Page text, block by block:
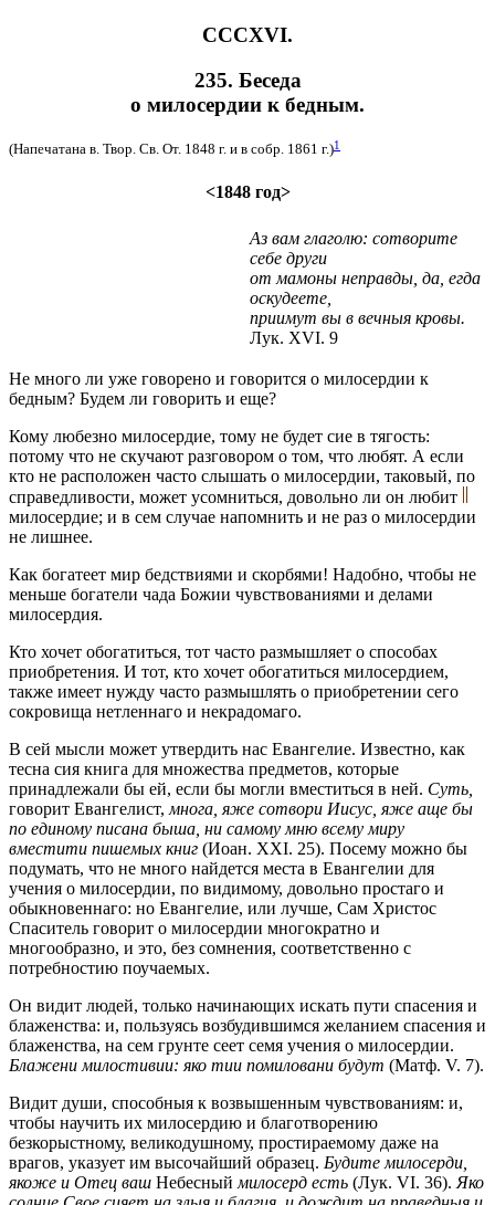
СCСXVI.
235. Беседа
о милосердии к бедным.
(Напечатана в. Твор. Св. От. 1848 г. и в собр. 1861 г.)1
<1848 год>
Аз вам глаголю: сотворите
себе други
от мамоны неправды, да, егда
оскудеете,
приимут вы в вечныя кровы.
Лук. XVI. 9
Не много ли уже говорено и говорится о милосердии к
бедным? Будем ли говорить и еще?
Кому любезно милосердие, тому не будет сие в тягость:
потому что не скучают разговором о том, что любят. А если
кто не расположен часто слышать о милосердии, таковый, по
справедливости, может усомниться, довольно ли он любит
милосердие; и в сем случае напомнить и не раз о милосердии
не лишнее.
Как богатеет мир бедствиями и скорбями! Надобно, чтобы не
меньше богатели чада Божии чувствованиями и делами
милосердия.
Кто хочет обогатиться, тот часто размышляет о способах
приобретения. И тот, кто хочет обогатиться милосердием,
также имеет нужду часто размышлять о приобретении сего
сокровища нетленнаго и некрадомаго.
В сей мысли может утвердить нас Евангелие. Известно, как
тесна сия книга для множества предметов, которые
принадлежали бы ей, если бы могли вместиться в ней. Суть,
говорит Евангелист, многа, яже сотвори Иисус, яже аще бы
по единому писана быша, ни самому мню всему миру
вместити пишемых книг (Иoaн. XXI. 25). Посему можно бы
подумать, что не много найдется места в Евангелии для
учения о милосердии, по видимому, довольно простаго и
обыкновеннаго: но Евангелие, или лучше, Сам Христос
Спаситель говорит о милосердии многократно и
многообразно, и это, без сомнения, соответственно с
потребностию поучаемых.
Он видит людей, только начинающих искать пути спасения и
блаженства: и, пользуясь возбудившимся желанием спасения и
блаженства, на сем грунте сеет семя учения о милосердии.
Блажени милостивии: яко тии помиловани будут (Матф. V. 7).
Видит души, способныя к возвышенным чувствованиям: и,
чтобы научить их милосердию и благотворению
безкорыстному, великодушному, простираемому даже на
врагов, указует им высочайший образец. Будите милосерди,
якоже и Отец ваш Небесный милосерд есть (Лук. VI. 36). Яко